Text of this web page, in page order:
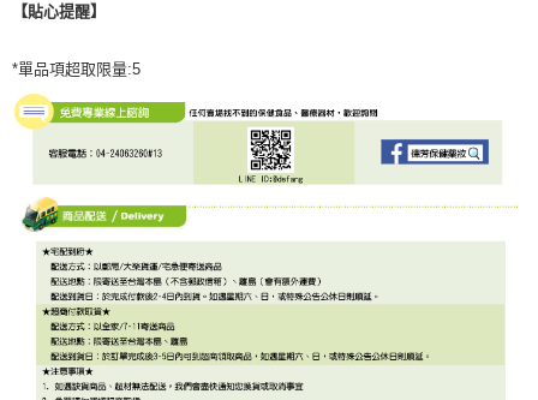
【貼心提醒】
*單品項超取限量:5